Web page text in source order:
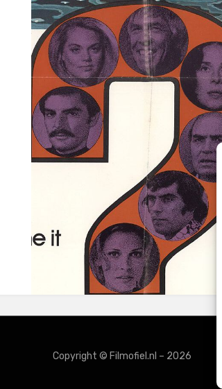
Copyright © Filmofiel.nl – 2026